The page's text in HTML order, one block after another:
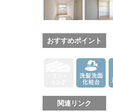
おすすめポイント
関連リンク